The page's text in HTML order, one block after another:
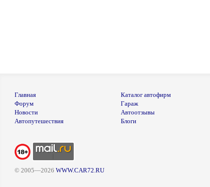
Главная
Форум
Новости
Автопутешествия
Каталог автофирм
Гараж
Автоотзывы
Блоги
© 2005—2026 WWW.CAR72.RU